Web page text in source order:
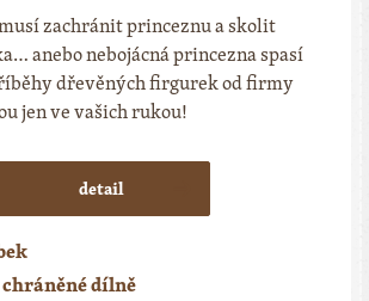
zachránit princeznu a skolit
anebo nebojácná princezna spasí
dřevěných firgurek od firmy
jen ve vašich rukou!
detail
dílně